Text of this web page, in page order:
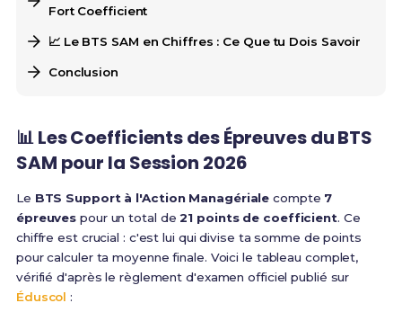
Fort Coefficient
📈 Le BTS SAM en Chiffres : Ce Que tu Dois Savoir
Conclusion
📊 Les Coefficients des Épreuves du BTS
SAM pour la Session 2026
Le BTS Support à l'Action Managériale compte 7
épreuves pour un total de21 points de coefficient. Ce
chiffre est crucial : c'est lui qui divise ta somme de points
pour calculer ta moyenne finale. Voici le tableau complet,
vérifié d'après le règlement d'examen officiel publié sur
Éduscol :